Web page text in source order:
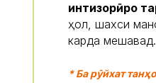
интизорӣро
ҳол, шахси
карда мешавад.
* Ба рӯйхат